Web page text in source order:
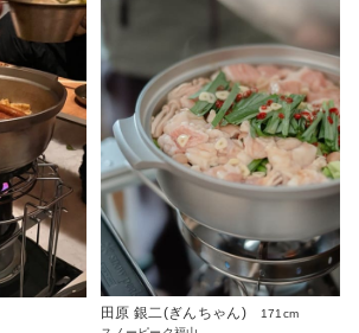
田原 銀二(ぎんちゃん)
171cm